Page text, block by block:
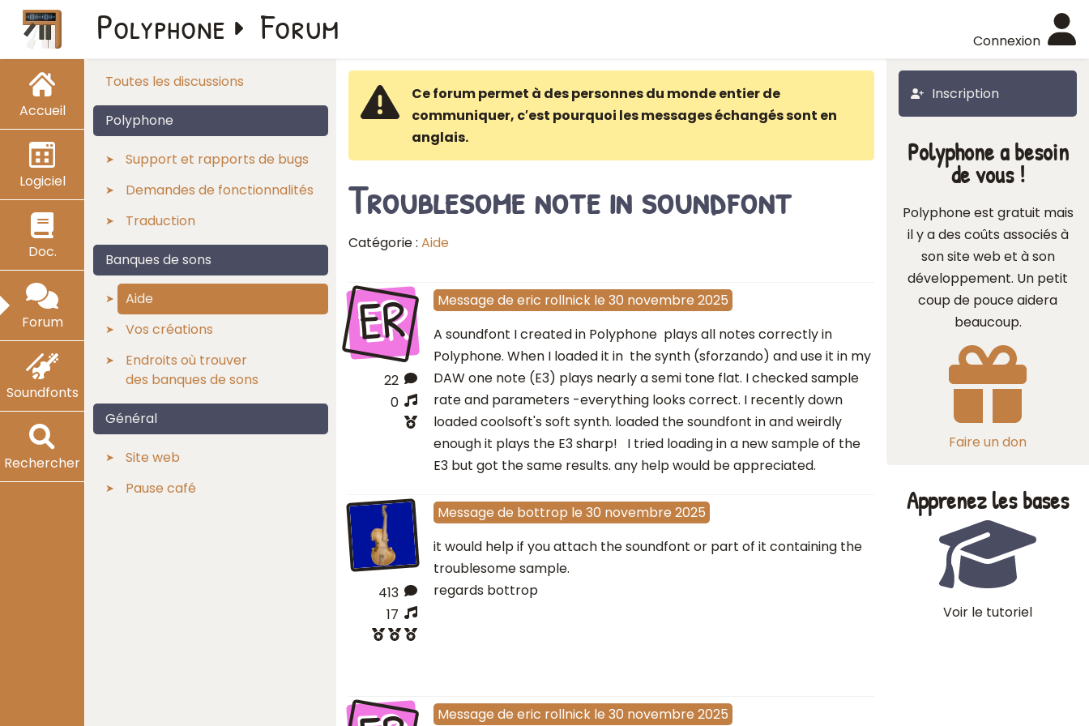
Accueil
Logiciel
Doc.
Forum
Soundfonts
Rechercher
Connexion
Polyphone Forum
Toutes les discussions
Polyphone
Support et rapports de bugs
Demandes de fonctionnalités
Traduction
Banques de sons
Aide
Vos créations
Endroits où trouver
des banques de sons
Général
Site web
Pause café
Inscription
Ce forum permet à des personnes du monde entier de
communiquer, c′est pourquoi les messages échangés sont en
anglais.
Troublesome note in soundfont
Catégorie : Aide
ER
22
0
Message de eric rollnick le 30 novembre 2025
A soundfont I created in Polyphone plays all notes correctly in
Polyphone. When I loaded it in the synth (sforzando) and use it in my
DAW one note (E3) plays nearly a semi tone flat. I checked sample
rate and parameters -everything looks correct. I recently down
loaded coolsoft's soft synth. loaded the soundfont in and weirdly
enough it plays the E3 sharp! I tried loading in a new sample of the
E3 but got the same results. any help would be appreciated.
413
17
Message de bottrop le 30 novembre 2025
it would help if you attach the soundfont or part of it containing the
troublesome sample.
regards bottrop
Message de eric rollnick le 30 novembre 2025
Polyphone a besoin
de vous !
Polyphone est gratuit mais
il y a des coûts associés à
son site web et à son
développement. Un petit
coup de pouce aidera
beaucoup.
Faire un don
Apprenez les bases
Voir le tutoriel